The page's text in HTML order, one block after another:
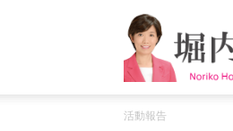
堀
内
の
り
オ
活動報告